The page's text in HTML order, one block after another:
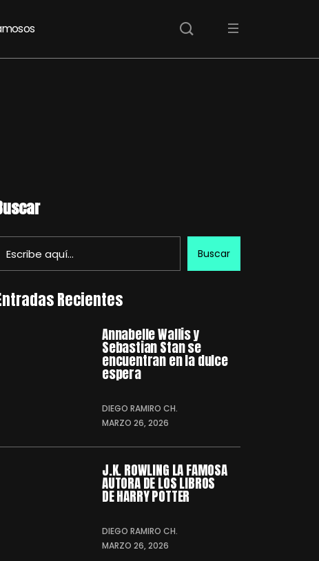
Buscar
Recientes
Annabelle Wallis y
Sebastian Stan se
encuentran en la dulce
espera
DIEGO RAMIRO CH.
MARZO 26, 2026
J.K. ROWLING LA FAMOSA
AUTORA DE LOS LIBROS
DE HARRY POTTER
DIEGO RAMIRO CH.
MARZO 26, 2026